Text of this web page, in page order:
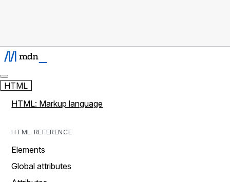
HTML
HTML: Markup language
HTML REFERENCE
Elements
Global attributes